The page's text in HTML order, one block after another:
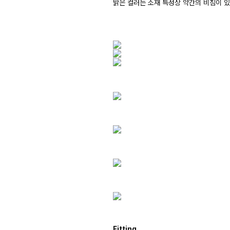
밝은 컬러는 소재 특성상 약간의 비침이